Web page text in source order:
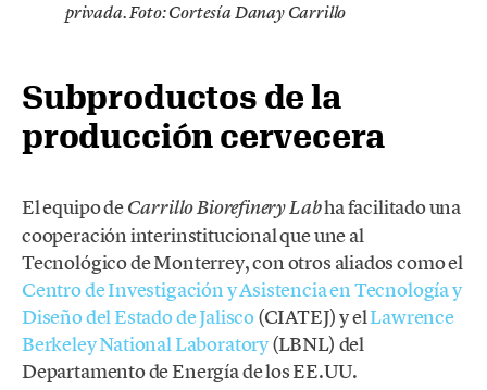
privada. Foto: Cortesía Danay Carrillo
Subproductos de la
producción cervecera
El equipo deCarrillo Biorefinery Labha facilitado una
cooperación interinstitucional que une al
Tecnológico de Monterrey, con otros aliados como el
Centro de Investigación y Asistencia en Tecnología y
Diseño del Estado de Jalisco(CIATEJ) y elLawrence
Berkeley National Laboratory(LBNL) del
Departamento de Energía de los EE.UU.